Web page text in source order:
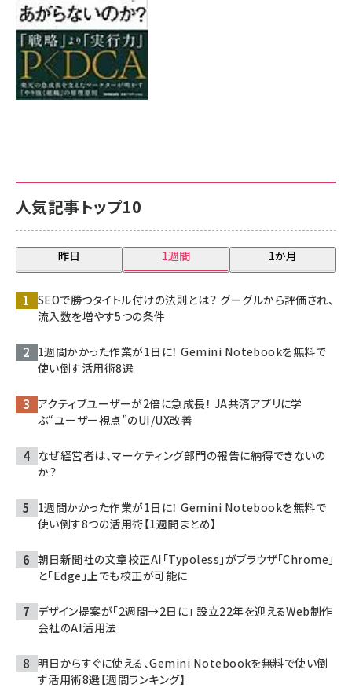
人気記事トップ10
昨日 1週間 1か月
SEOで勝つタイトル付けの法則とは？ グーグルから評価され、
流入数を増やす5つの条件
1週間かかった作業が1日に！ Gemini Notebookを無料で
使い倒す活用術8選
アクティブユーザーが2倍に急成長！ JA共済アプリに学
ぶ“ユーザー視点”のUI/UX改善
なぜ経営者は、マーケティング部門の報告に納得できないの
か？
1週間かかった作業が1日に！ Gemini Notebookを無料で
使い倒す8つの活用術【1週間まとめ】
朝日新聞社の文章校正AI「Typoless」がブラウザ「Chrome」
と「Edge」上でも校正が可能に
デザイン提案が「2週間→2日に」 設立22年を迎えるWeb制作
会社のAI活用法
明日からすぐに使える、Gemini Notebookを無料で使い倒
す活用術8選【週間ランキング】